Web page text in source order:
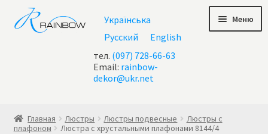
Перейти
к
навигации
Перейти
к
содержимому
Українська
Русский
English
тел. (097) 728-66-63
Email: rainbow-
dekor@ukr.net
Меню
Главная Люстры Люстры подвесные
Люстры с
плафоном
Люстра с хрустальными плафонами 8144/4